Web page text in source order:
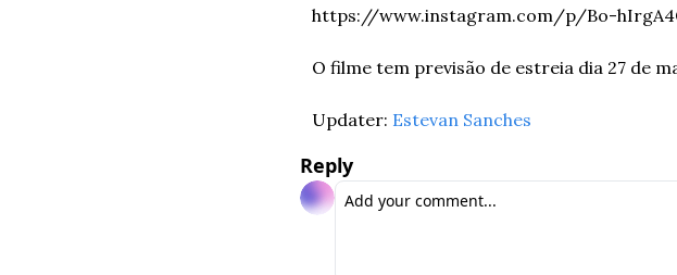
https://www.instagram.com/p/Bo-
O filme tem previsão de estreia dia 27 de
Updater: Estevan Sanches
Reply